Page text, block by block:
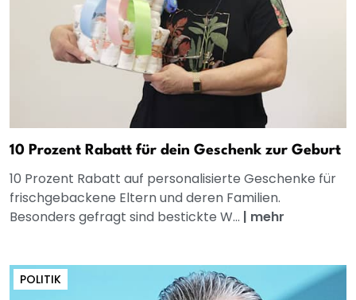
10 Prozent Rabatt für dein Geschenk zur Geburt
10 Prozent Rabatt auf personalisierte Geschenke für
frischgebackene Eltern und deren Familien.
Besonders gefragt sind bestickte W... | mehr
POLITIK